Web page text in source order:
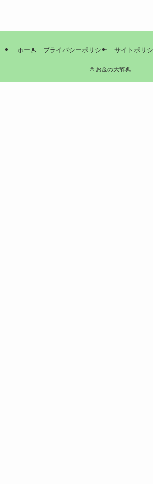
ホーム プライバシーポリシー サイトポリ
©お金の大辞典.